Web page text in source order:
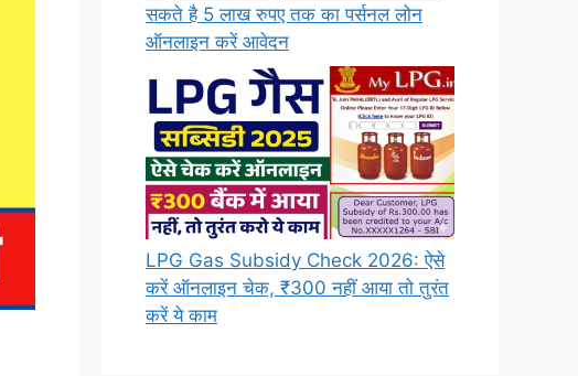
सकते है 5 लाख रुपए तक का पर्सनल लोन
ऑनलाइन करें आवेदन
LPG Gas Subsidy Check 2026: ऐसे
करें ऑनलाइन चेक, ₹300 नहीं आया तो तुरंत
करें ये काम